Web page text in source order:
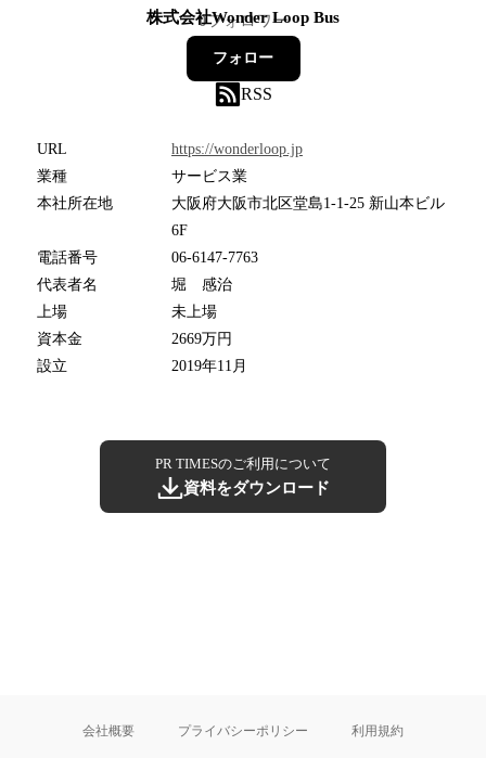
株式会社Wonder Loop Bus
0フォロワー
フォロー
RSS
URL
https://wonderloop.jp
業種
サービス業
本社所在地
大阪府大阪市北区堂島1-1-25 新山本ビル
6F
電話番号
06-6147-7763
代表者名
堀 感治
上場
未上場
資本金
2669万円
設立
2019年11月
PR TIMESのご利用について
資料をダウンロード
会社概要 プライバシーポリシー 利用規約